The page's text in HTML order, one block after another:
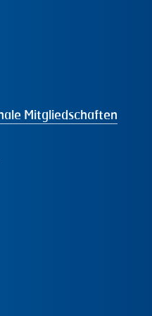
Mitgliedschaften